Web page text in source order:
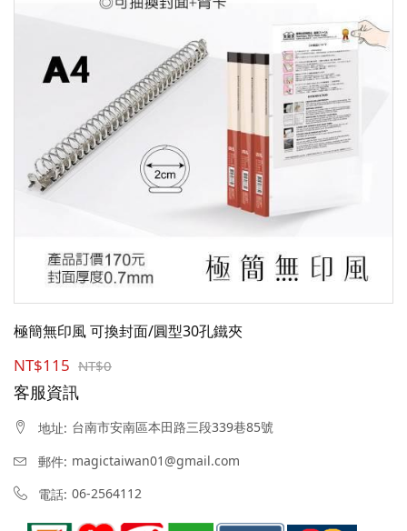
極簡無印風 可換封面/圓型30孔鐵夾
NT$115 NT$0
客服資訊
地址: 台南市安南區本田路三段339巷85號
郵件: magictaiwan01@gmail.com
電話: 06-2564112